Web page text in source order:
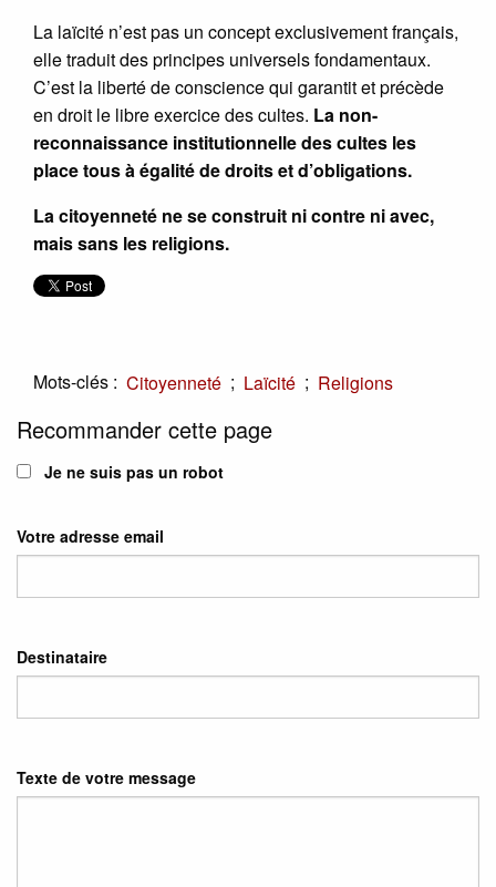
La laïcité n’est pas un concept exclusivement français,
elle traduit des principes universels fondamentaux.
C’est la liberté de conscience qui garantit et précède
en droit le libre exercice des cultes. La non-
reconnaissance institutionnelle des cultes les
place tous à égalité de droits et d’obligations.
La citoyenneté ne se construit ni contre ni avec,
mais sans les religions.
Mots-clés : Citoyenneté ; Laïcité ; Religions
Recommander cette page
Je ne suis pas un robot
Votre adresse email
Destinataire
Texte de votre message